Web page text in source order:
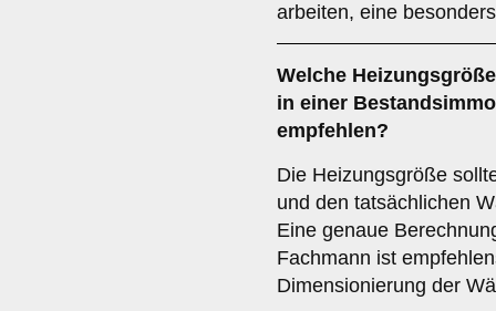
arbeiten, eine
Welche Heizungsgröße
in einer
empfehlen?
Die Heizungsgröße
und den tatsächlichen
Eine genaue
Fachmann ist
Dimensionierung der